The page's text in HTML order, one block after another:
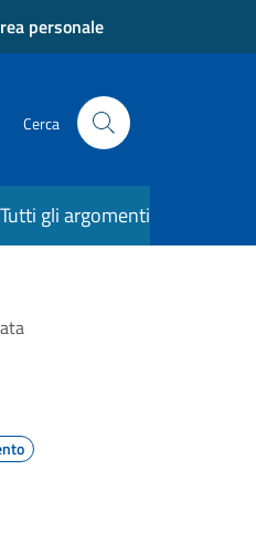
personale
Cerca
Tutti gli argomenti